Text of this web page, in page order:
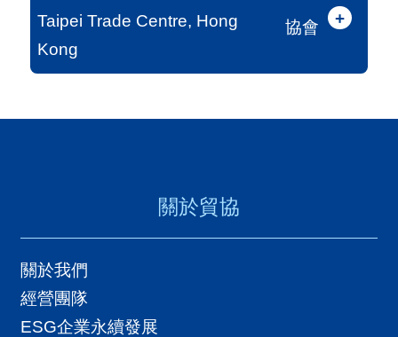
Taipei Trade Centre, Hong
Kong
協會
+
關於貿協
關於我們
經營團隊
ESG企業永續發展